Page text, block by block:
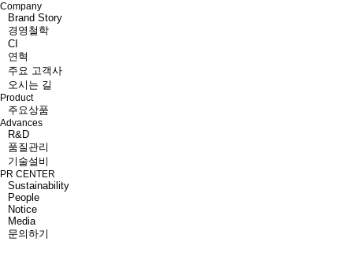
Company
Brand Story
경영철학
CI
연혁
주요 고객사
오시는 길
Product
주요상품
Advances
R&D
품질관리
기술설비
PR CENTER
Sustainability
People
Notice
Media
문의하기